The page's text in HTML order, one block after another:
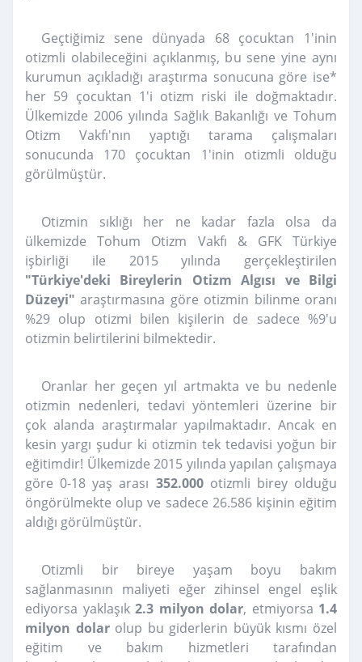
Geçtiğimiz sene dünyada 68 çocuktan 1'inin
otizmli olabileceğini açıklanmış, bu sene yine aynı
kurumun açıkladığı araştırma sonucuna göre ise*
her 59 çocuktan 1'i otizm riski ile doğmaktadır.
Ülkemizde 2006 yılında Sağlık Bakanlığı ve Tohum
Otizm Vakfı'nın yaptığı tarama çalışmaları
sonucunda 170 çocuktan 1'inin otizmli olduğu
görülmüştür.
Otizmin sıklığı her ne kadar fazla olsa da
ülkemizde Tohum Otizm Vakfı & GFK Türkiye
işbirliği ile 2015 yılında gerçekleştirilen
"Türkiye'deki Bireylerin Otizm Algısı ve Bilgi
Düzeyi" araştırmasına göre otizmin bilinme oranı
%29 olup otizmi bilen kişilerin de sadece %9'u
otizmin belirtilerini bilmektedir.
Oranlar her geçen yıl artmakta ve bu nedenle
otizmin nedenleri, tedavi yöntemleri üzerine bir
çok alanda araştırmalar yapılmaktadır. Ancak en
kesin yargı şudur ki otizmin tek tedavisi yoğun bir
eğitimdir! Ülkemizde 2015 yılında yapılan çalışmaya
göre 0-18 yaş arası 352.000 otizmli birey olduğu
öngörülmekte olup ve sadece 26.586 kişinin eğitim
aldığı görülmüştür.
Otizmli bir bireye yaşam boyu bakım
sağlanmasının maliyeti eğer zihinsel engel eşlik
ediyorsa yaklaşık 2.3 milyon dolar, etmiyorsa 1.4
milyon dolarolup bu giderlerin büyük kısmı özel
eğitim ve bakım hizmetleri tarafından